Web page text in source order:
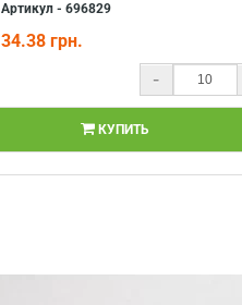
Артикул - 696829
34.38 грн.
-
КУПИТЬ